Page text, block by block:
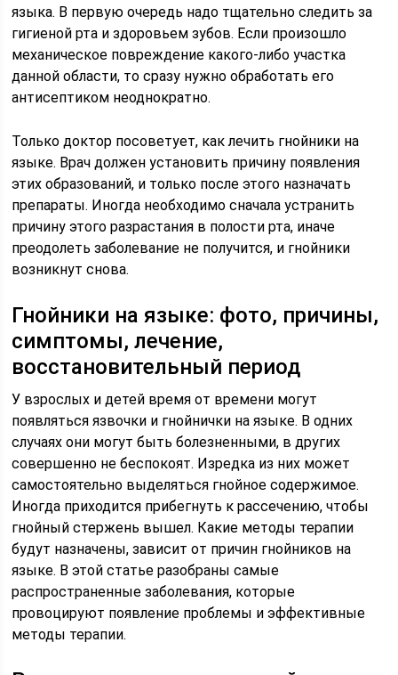
языка. В первую очередь надо тщательно следить за
гигиеной рта и здоровьем зубов. Если произошло
механическое повреждение какого-либо участка
данной области, то сразу нужно обработать его
антисептиком неоднократно.
Только доктор посоветует, как лечить гнойники на
языке. Врач должен установить причину появления
этих образований, и только после этого назначать
препараты. Иногда необходимо сначала устранить
причину этого разрастания в полости рта, иначе
преодолеть заболевание не получится, и гнойники
возникнут снова.
Гнойники на языке: фото, причины,
симптомы, лечение,
восстановительный период
У взрослых и детей время от времени могут
появляться язвочки и гнойнички на языке. В одних
случаях они могут быть болезненными, в других
совершенно не беспокоят. Изредка из них может
самостоятельно выделяться гнойное содержимое.
Иногда приходится прибегнуть к рассечению, чтобы
гнойный стержень вышел. Какие методы терапии
будут назначены, зависит от причин гнойников на
языке. В этой статье разобраны самые
распространенные заболевания, которые
провоцируют появление проблемы и эффективные
методы терапии.